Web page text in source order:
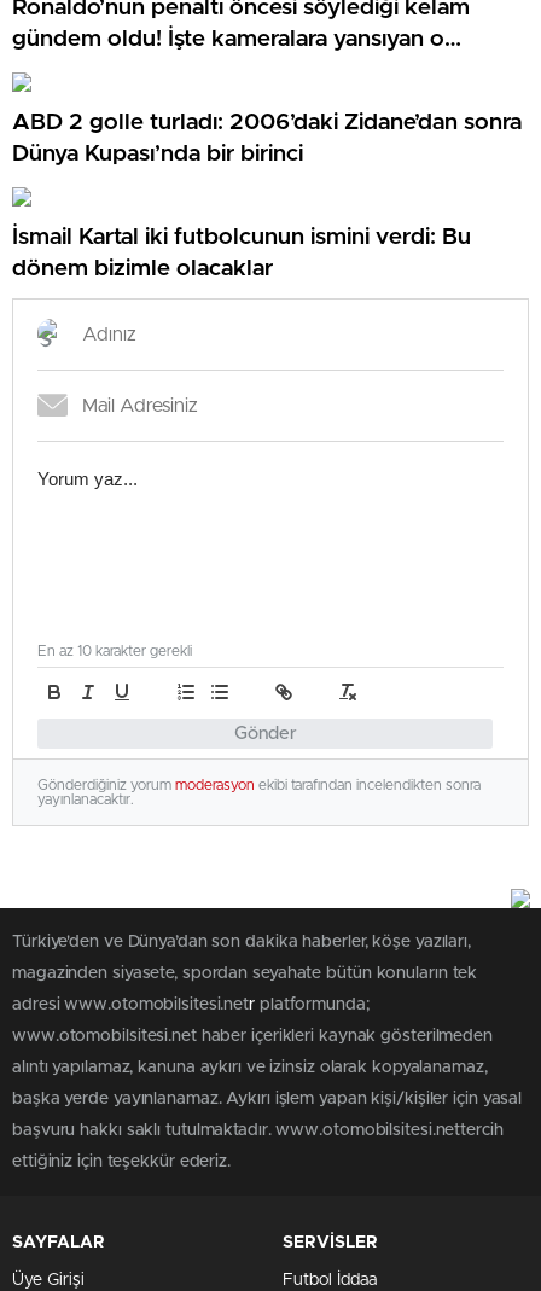
Ronaldo’nun penaltı öncesi söylediği kelam
gündem oldu! İşte kameralara yansıyan o
görüntü…
ABD 2 golle turladı: 2006’daki Zidane’dan sonra
Dünya Kupası’nda bir birinci
İsmail Kartal iki futbolcunun ismini verdi: Bu
dönem bizimle olacaklar
Gönder
En az 10 karakter gerekli
Gönderdiğiniz yorum moderasyon ekibi tarafından incelendikten sonra
yayınlanacaktır.
Türkiye'den ve Dünya’dan son dakika haberler, köşe yazıları,
magazinden siyasete, spordan seyahate bütün konuların tek
adresi www.otomobilsitesi.netr platformunda;
www.otomobilsitesi.net haber içerikleri kaynak gösterilmeden
alıntı yapılamaz, kanuna aykırı ve izinsiz olarak kopyalanamaz,
başka yerde yayınlanamaz. Aykırı işlem yapan kişi/kişiler için yasal
başvuru hakkı saklı tutulmaktadır. www.otomobilsitesi.nettercih
ettiğiniz için teşekkür ederiz.
SAYFALAR
Üye Girişi
SERVİSLER
Futbol İddaa